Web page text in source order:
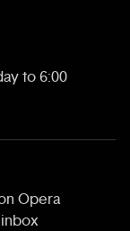
to 6:00
Opera